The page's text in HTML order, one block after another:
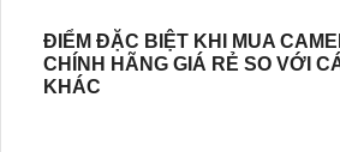
ĐIỂM ĐẶC BIỆT KHI MUA
CHÍNH HÃNG GIÁ RẺ SO VỚI
KHÁC